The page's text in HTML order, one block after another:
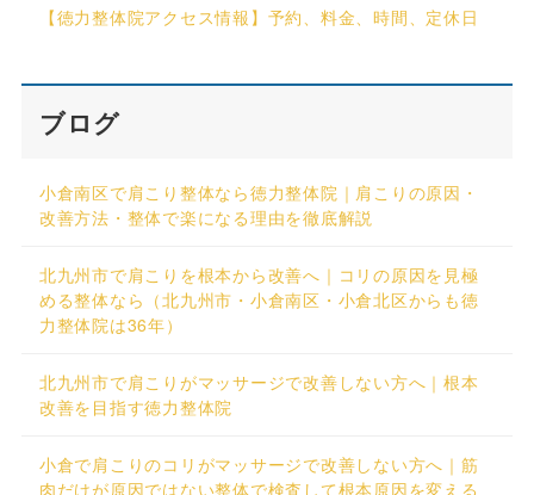
【徳力整体院アクセス情報】予約、料金、時間、定休日
ブログ
小倉南区で肩こり整体なら徳力整体院｜肩こりの原因・
改善方法・整体で楽になる理由を徹底解説
北九州市で肩こりを根本から改善へ｜コリの原因を見極
める整体なら（北九州市・小倉南区・小倉北区からも徳
力整体院は36年）
北九州市で肩こりがマッサージで改善しない方へ｜根本
改善を目指す徳力整体院
小倉で肩こりのコリがマッサージで改善しない方へ｜筋
肉だけが原因ではない整体で検査して根本原因を変える